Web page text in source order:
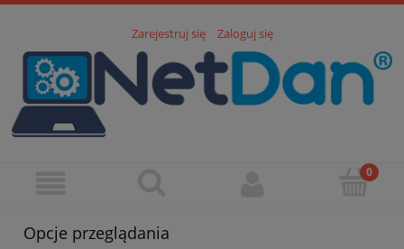
Zarejestruj się Zaloguj się
Opcje przeglądania